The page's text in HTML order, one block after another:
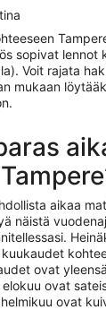
sopivat lennot
Voit rajata
mukaan
aikaa
näistä
ovat
ovat
ovat